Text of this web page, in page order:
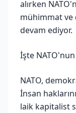
alırken
mühimmat ve
devam ediyor.
İşte
NATO,
İnsan
laik kapitalist